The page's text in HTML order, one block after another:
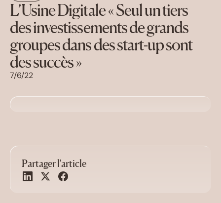
L’Usine Digitale « Seul un tiers
des investissements de grands
groupes dans des start-up sont
des succès »
7/6/22
Partager l'article